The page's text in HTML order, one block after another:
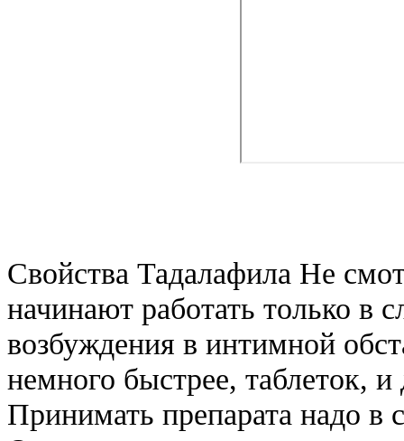
Свойства Тадалафила Не
начинают работать только в
возбуждения в интимной
немного быстрее, таблеток,
Принимать препарата надо в